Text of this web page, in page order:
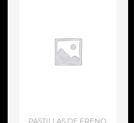
AÑADIR AL CARRITO
PASTILLAS DE FRENO,